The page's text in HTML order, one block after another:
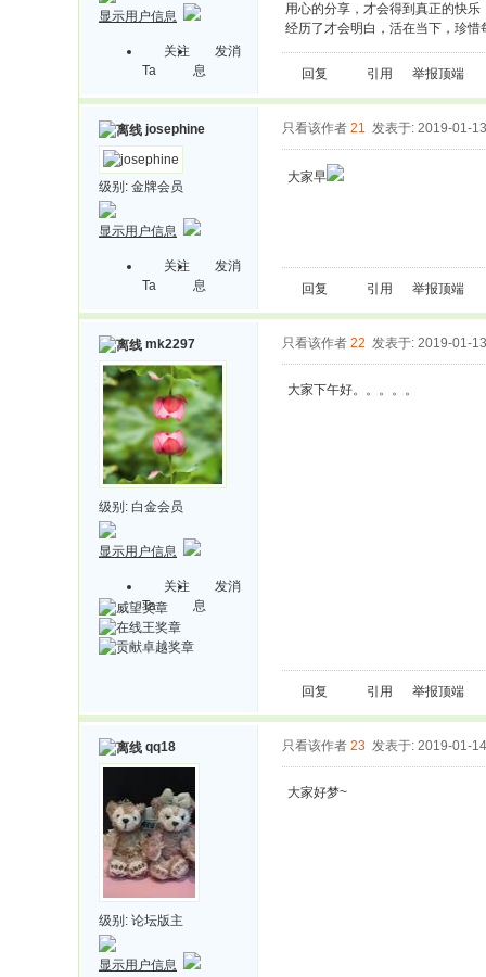
显示用户信息
关注
Ta
发消
息
用心的分享，才会得到真正的快乐
经历了才会明白，活在当下，珍惜
回复 引用 举报顶端
josephine
级别: 金牌会员
显示用户信息
关注
Ta
发消
息
只看该作者 21 发表于: 2019-01-13
大家早
回复 引用 举报顶端
mk2297
级别: 白金会员
显示用户信息
关注
Ta
发消
息
只看该作者 22 发表于: 2019-01-13
大家下午好。。。。。
回复 引用 举报顶端
qq18
级别: 论坛版主
显示用户信息
只看该作者 23 发表于: 2019-01-14
大家好梦~